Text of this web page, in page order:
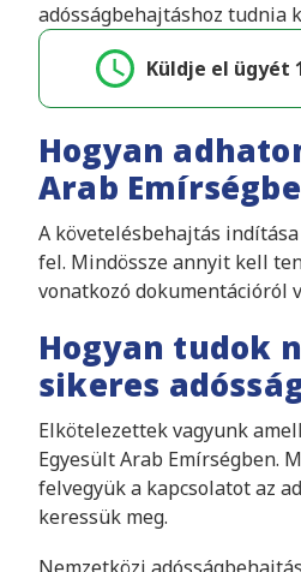
adósságbehajtáshoz tudnia
Küldje el ügyét
Hogyan
Arab
A követelésbehajtás
fel. Mindössze annyit kell
vonatkozó dokumentációról
Hogyan tudok
sikeres
Elkötelezettek vagyunk
Egyesült Arab Emírségben.
felvegyük a kapcsolatot az
keressük meg.